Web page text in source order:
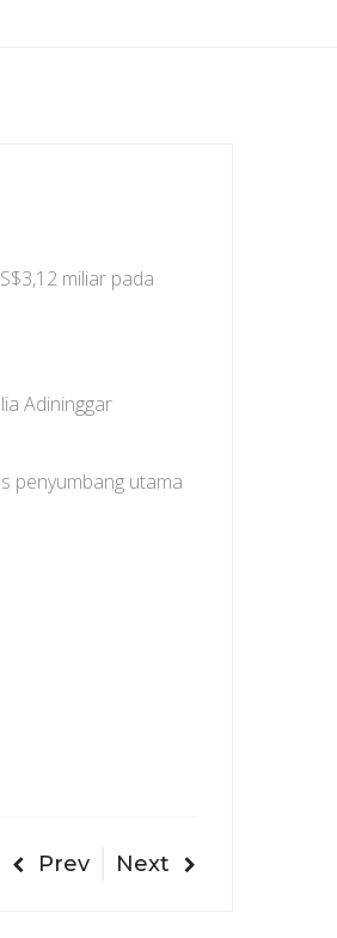
miliar pada
Adininggar
penyumbang utama
Prev Next